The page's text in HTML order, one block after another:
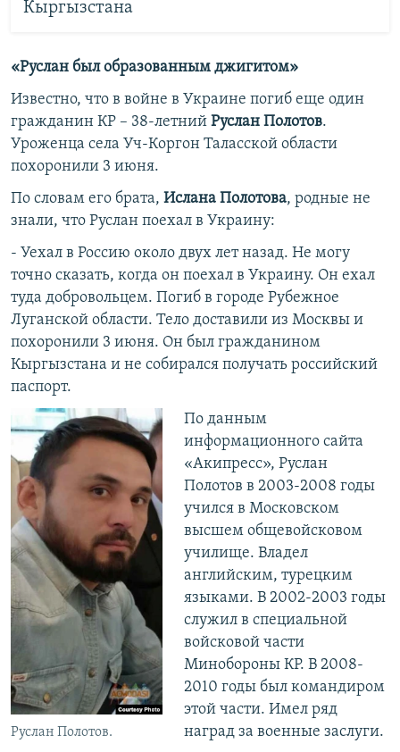
Кыргызстана
«Руслан был образованным джигитом»
Известно, что в войне в Украине погиб еще один
гражданин КР – 38-летний Руслан Полотов.
Уроженца села Уч-Коргон Таласской области
похоронили 3 июня.
По словам его брата, Ислана Полотова, родные не
знали, что Руслан поехал в Украину:
- Уехал в Россию около двух лет назад. Не могу
точно сказать, когда он поехал в Украину. Он ехал
туда добровольцем. Погиб в городе Рубежное
Луганской области. Тело доставили из Москвы и
похоронили 3 июня. Он был гражданином
Кыргызстана и не собирался получать российский
паспорт.
Руслан Полотов.
По данным
информационного сайта
«Акипресс», Руслан
Полотов в 2003-2008 годы
учился в Московском
высшем общевойсковом
училище. Владел
английским, турецким
языками. В 2002-2003 годы
служил в специальной
войсковой части
Минобороны КР. В 2008-
2010 годы был командиром
этой части. Имел ряд
наград за военные заслуги.